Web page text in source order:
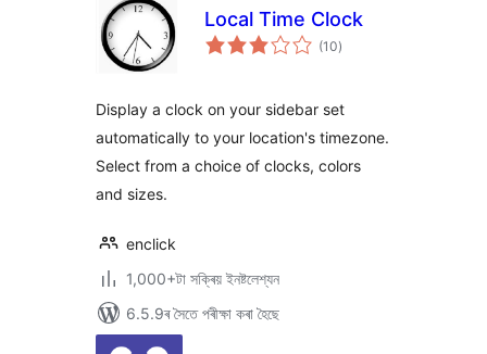
Local Time Clock
(10টা
মুঠ)
Display a clock on your sidebar set
automatically to your location's timezone.
Select from a choice of clocks, colors
and sizes.
enclick
1,000+টা সক্ৰিয় ইনষ্টলেশ্যন
6.5.9ৰ সৈতে পৰীক্ষা কৰা হৈছে